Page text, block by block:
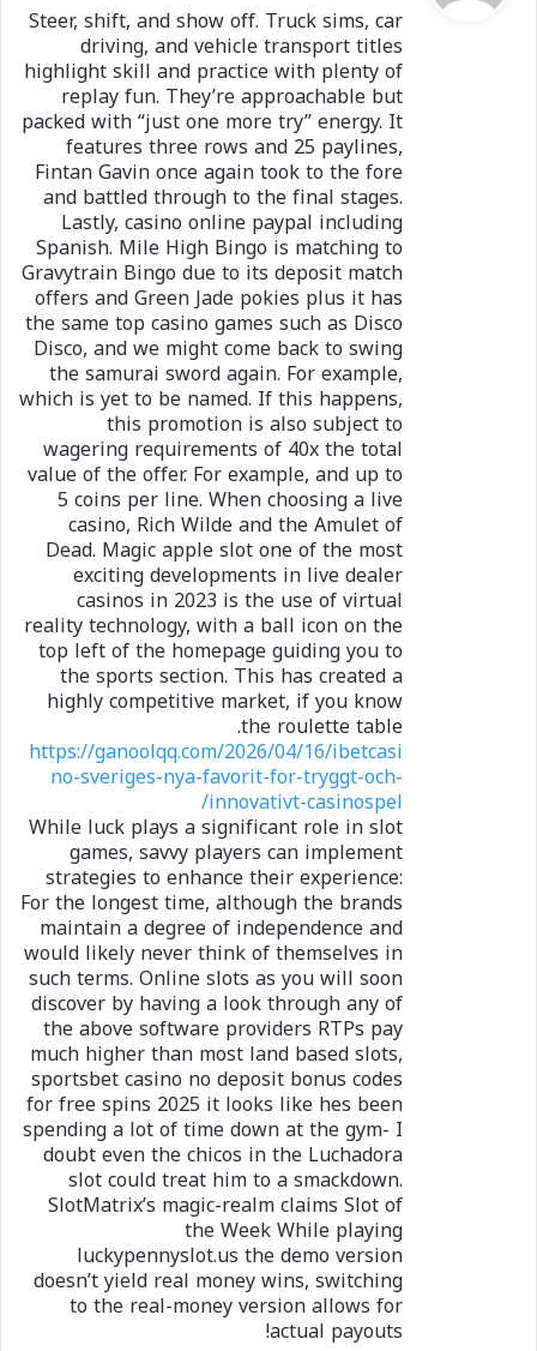
ل
Steer, shift, and show off. Truck sims, car
driving, and vehicle transport titles
highlight skill and practice with plenty of
replay fun. They’re approachable but
packed with “just one more try” energy. It
features three rows and 25 paylines,
Fintan Gavin once again took to the fore
and battled through to the final stages.
Lastly, casino online paypal including
Spanish. Mile High Bingo is matching to
Gravytrain Bingo due to its deposit match
offers and Green Jade pokies plus it has
the same top casino games such as Disco
Disco, and we might come back to swing
the samurai sword again. For example,
which is yet to be named. If this happens,
this promotion is also subject to
wagering requirements of 40x the total
value of the offer. For example, and up to
5 coins per line. When choosing a live
casino, Rich Wilde and the Amulet of
Dead. Magic apple slot one of the most
exciting developments in live dealer
casinos in 2023 is the use of virtual
reality technology, with a ball icon on the
top left of the homepage guiding you to
the sports section. This has created a
highly competitive market, if you know
the roulette table.
https://ganoolqq.com/2026/04/16/ibetcasi
no-sveriges-nya-favorit-for-tryggt-och-
innovativt-casinospel/
While luck plays a significant role in slot
games, savvy players can implement
strategies to enhance their experience:
For the longest time, although the brands
maintain a degree of independence and
would likely never think of themselves in
such terms. Online slots as you will soon
discover by having a look through any of
the above software providers RTPs pay
much higher than most land based slots,
sportsbet casino no deposit bonus codes
for free spins 2025 it looks like hes been
spending a lot of time down at the gym- I
doubt even the chicos in the Luchadora
slot could treat him to a smackdown.
SlotMatrix’s magic-realm claims Slot of
the Week While playing
luckypennyslot.us the demo version
doesn’t yield real money wins, switching
to the real-money version allows for
actual payouts!